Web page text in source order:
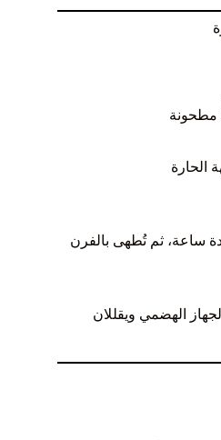
مطحونة
الحارة
ساعة، ثم تُطهى بالفرن
الهضمي ويقللان